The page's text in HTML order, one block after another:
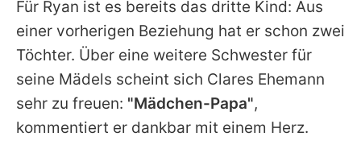
Für Ryan ist es bereits das dritte Kind: Aus
einer vorherigen Beziehung hat er schon zwei
Töchter. Über eine weitere Schwester für
seine Mädels scheint sich Clares Ehemann
sehr zu freuen: "Mädchen-Papa",
kommentiert er dankbar mit einem Herz.